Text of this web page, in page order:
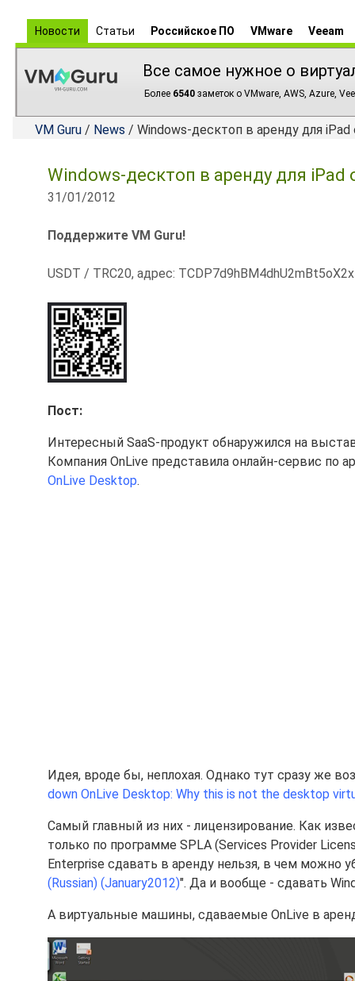
Новости Статьи Российское ПО VMware Veeam
Все самое нужное о
Более 6540 заметок о VMware, AWS, Azure,
VM Guru / News / Windows-десктоп в аренду для iPad
Windows-десктоп в аренду для iPad
31/01/2012
Поддержите VM Guru!
USDT / TRC20, адрес:
Пост:
Интересный SaaS-продукт обнаружился на
Компания OnLive представила онлайн-сервис по
OnLive Desktop.
Идея, вроде бы, неплохая. Однако тут сразу же
down OnLive Desktop: Why this is not the desktop
Самый главный из них - лицензирование. Как
только по программе SPLA (Services Provider
Enterprise сдавать в аренду нельзя, в чем можно
(Russian) (January2012)". Да и вообще - сдавать
А виртуальные машины, сдаваемые OnLive в